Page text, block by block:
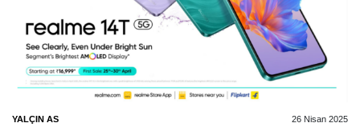
YALÇIN AS 26 Nisan 2025